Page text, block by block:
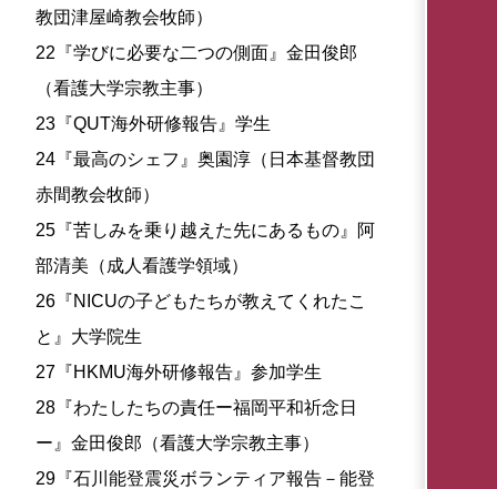
教団津屋崎教会牧師）
22『学びに必要な二つの側面』金田俊郎
（看護大学宗教主事）
23『QUT海外研修報告』学生
24『最高のシェフ』奥園淳（日本基督教団
赤間教会牧師）
25『苦しみを乗り越えた先にあるもの』阿
部清美（成人看護学領域）
26『NICUの子どもたちが教えてくれたこ
と』大学院生
27『HKMU海外研修報告』参加学生
28『わたしたちの責任ー福岡平和祈念日
ー』金田俊郎（看護大学宗教主事）
29『石川能登震災ボランティア報告－能登